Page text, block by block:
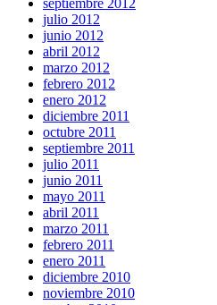
septiembre 2012
julio 2012
junio 2012
abril 2012
marzo 2012
febrero 2012
enero 2012
diciembre 2011
octubre 2011
septiembre 2011
julio 2011
junio 2011
mayo 2011
abril 2011
marzo 2011
febrero 2011
enero 2011
diciembre 2010
noviembre 2010